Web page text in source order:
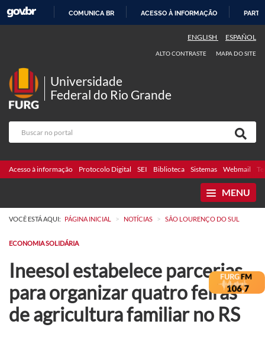
COMUNICA BR ACESSO À INFORMAÇÃO
ENGLISH ESPAÑOL
ALTO CONTRASTE MAPA DO SITE
Universidade
Federal do Rio Grande
Acesso à informação Protocolo Digital SEI Biblioteca Sistemas Webmail
MENU
VOCÊ ESTÁ AQUI: PÁGINA INICIAL > NOTÍCIAS > SÃO LOURENÇO DO SUL
ECONOMIA SOLIDÁRIA
Ineesol estabelece parcerias
para organizar quatro feiras
de agricultura familiar no RS